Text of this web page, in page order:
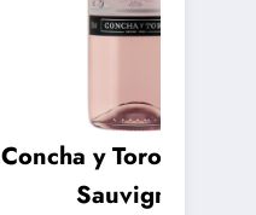
Concha y Toro Cabernet
Sauvignon